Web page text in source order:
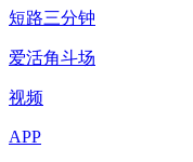
短路三分钟
爱活角斗场
视频
APP